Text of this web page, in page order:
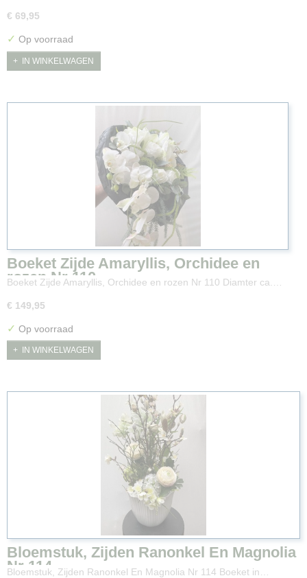
€ 69,95
✓ Op voorraad
IN WINKELWAGEN
Boeket Zijde Amaryllis, Orchidee en
rozen Nr 110
Boeket Zijde Amaryllis, Orchidee en rozen Nr 110 Diamter ca.…
€ 149,95
✓ Op voorraad
IN WINKELWAGEN
Bloemstuk, Zijden Ranonkel En Magnolia
Nr 114
Bloemstuk, Zijden Ranonkel En Magnolia Nr 114 Boeket in…